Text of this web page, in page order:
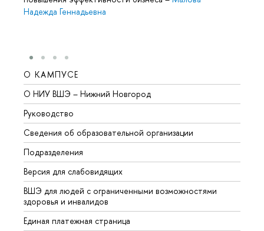
Надежда Геннадьевна
О КАМПУСЕ
О НИУ ВШЭ – Нижний Новгород
Руководство
Сведения об образовательной организации
Подразделения
Версия для слабовидящих
ВШЭ для людей с ограниченными возможностями
здоровья и инвалидов
Единая платежная страница